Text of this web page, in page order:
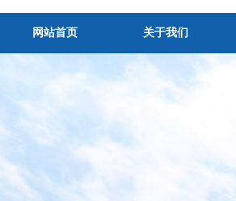
网站首页 关于我们